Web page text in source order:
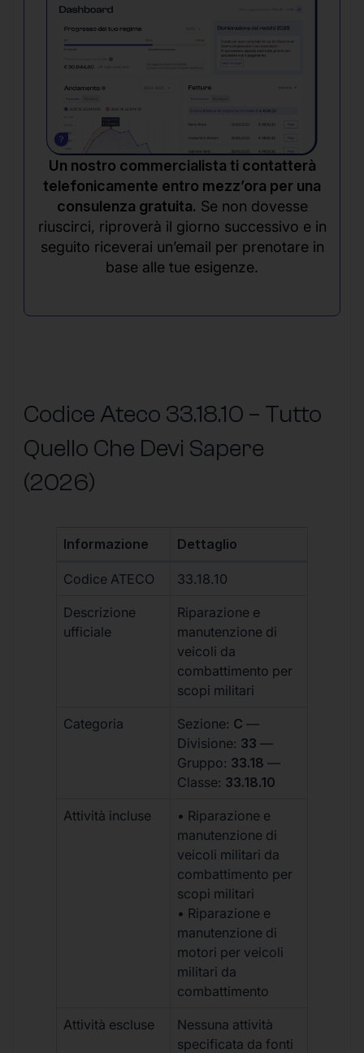
Un nostro commercialista ti contatterà
telefonicamente entro mezz’ora per una
consulenza gratuita. Se non dovesse
riuscirci, riproverà il giorno successivo e in
seguito riceverai un’email per prenotare in
base alle tue esigenze.
Codice Ateco 33.18.10 – Tutto
Quello Che Devi Sapere
(2026)
Informazione Dettaglio
Codice ATECO 33.18.10
Descrizione
ufficiale
Riparazione e
manutenzione di
veicoli da
combattimento per
scopi militari
Categoria Sezione: C —
Divisione: 33 —
Gruppo: 33.18 —
Classe: 33.18.10
Attività incluse
• Riparazione e
manutenzione di
veicoli militari da
combattimento per
scopi militari
• Riparazione e
manutenzione di
motori per veicoli
militari da
combattimento
Attività escluse
Nessuna attività
specificata da fonti